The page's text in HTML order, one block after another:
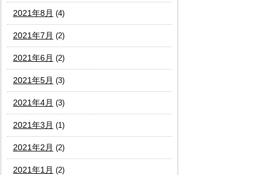
2021年8月 (4)
2021年7月 (2)
2021年6月 (2)
2021年5月 (3)
2021年4月 (3)
2021年3月 (1)
2021年2月 (2)
2021年1月 (2)